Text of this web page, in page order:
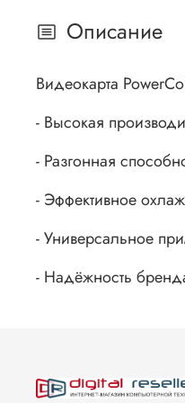
Описание
Видеокарта
- Высокая
- Разгонная
- Эффективное
- Универсальное
- Надёжность